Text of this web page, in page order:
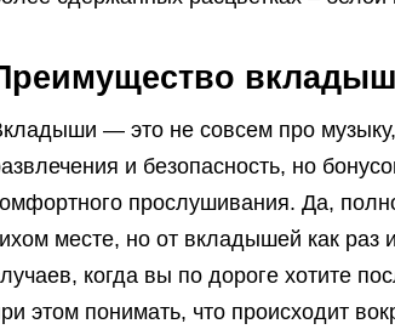
— это не совсем про
и безопасность, но
прослушивания. Да,
месте, но от вкладышей как раз
когда вы по дороге хотите
этом понимать, что происходит